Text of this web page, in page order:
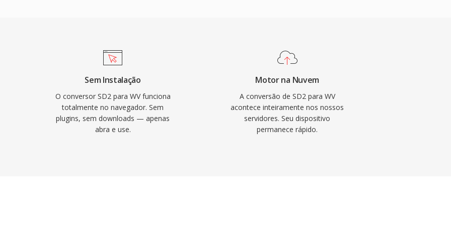
drasticamente o
de código
ao
ferramentas. O
por meio de tags
cobrindo às
de música mais
Sem Instalação
O conversor SD2 para WV funciona
totalmente no navegador. Sem
plugins, sem downloads — apenas
abra e use.
Motor na Nuvem
A conversão de SD2 para WV
acontece inteiramente nos nossos
servidores. Seu dispositivo
permanece rápido.